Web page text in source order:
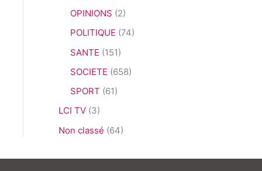
OPINIONS (2)
POLITIQUE (74)
SANTE (151)
SOCIETE (658)
SPORT (61)
LCI TV (3)
Non classé (64)